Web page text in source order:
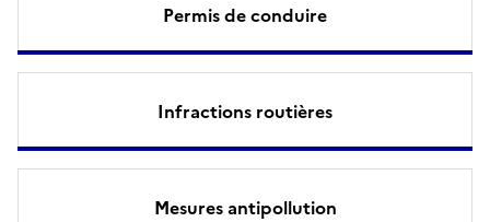
Permis de conduire
Infractions routières
Mesures antipollution